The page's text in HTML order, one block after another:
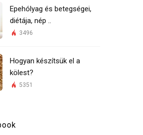
Epehólyag és betegségei,
diétája, nép ..
3496
Hogyan készítsük el a
kölest?
5351